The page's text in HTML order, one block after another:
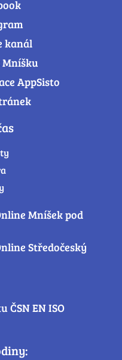
kanál
AppSisto
Mníšek pod
Středočeský
EN ISO